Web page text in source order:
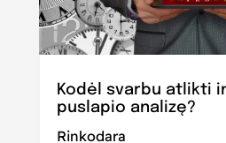
Kodėl svarbu atlikti
puslapio analizę?
Rinkodara